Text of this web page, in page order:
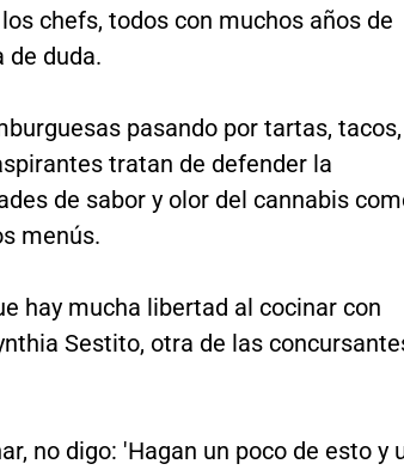
chefs, todos con muchos años de
de duda.
pasando por tartas, tacos,
tratan de defender la
de sabor y olor del cannabis
menús.
hay mucha libertad al cocinar con
Sestito, otra de las
no digo: 'Hagan un poco de esto y